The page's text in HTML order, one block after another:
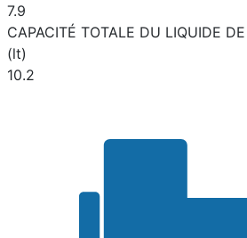
7.9
CAPACITÉ TOTALE DU LIQUIDE
(lt)
10.2